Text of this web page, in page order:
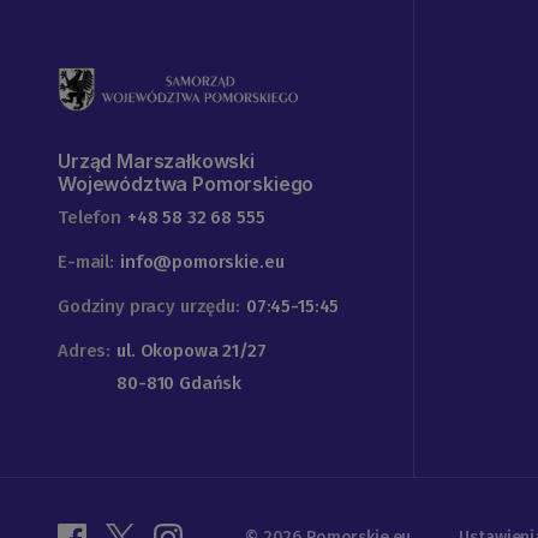
Urząd Marszałkowski
Województwa Pomorskiego
Telefon +48 58 32 68 555
E-mail: info@pomorskie.eu
Godziny pracy urzędu: 07:45-15:45
Adres: ul. Okopowa 21/27
80-810 Gdańsk